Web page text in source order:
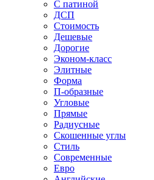
С патиной
ДСП
Стоимость
Дешевые
Дорогие
Эконом-класс
Элитные
Форма
П-образные
Угловые
Прямые
Радиусные
Скошенные углы
Стиль
Современные
Евро